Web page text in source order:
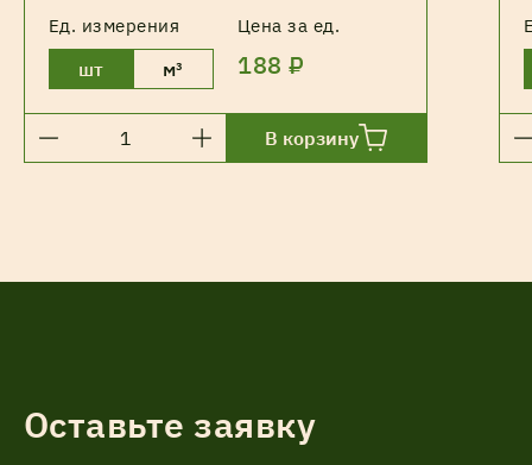
Ед. измерения Цена за ед.
шт м³ 188 ₽
В корзину
Оставьте заявку